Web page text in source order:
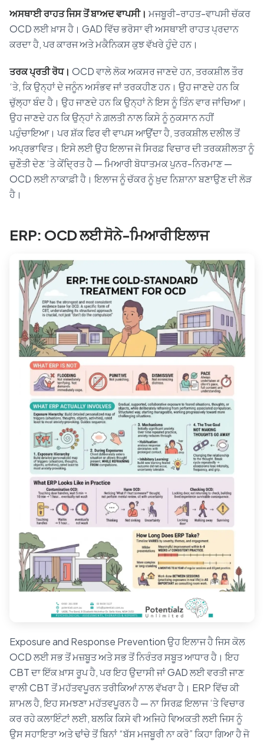
ਅਸਥਾਈ ਰਾਹਤ ਜਿਸ ਤੋਂ ਬਾਅਦ ਵਾਪਸੀ। ਮਜਬੂਰੀ-ਰਾਹਤ-ਵਾਪਸੀ ਚੱਕਰ
OCD ਲਈ ਖ਼ਾਸ ਹੈ। GAD ਵਿੱਚ ਭਰੋਸਾ ਵੀ ਅਸਥਾਈ ਰਾਹਤ ਪ੍ਰਦਾਨ
ਕਰਦਾ ਹੈ, ਪਰ ਕਾਰਜ ਅਤੇ ਮਕੈਨਿਕਸ ਕੁਝ ਵੱਖਰੇ ਹੁੰਦੇ ਹਨ।
ਤਰਕ ਪ੍ਰਤੀ ਰੋਧ। OCD ਵਾਲੇ ਲੋਕ ਅਕਸਰ ਜਾਣਦੇ ਹਨ, ਤਰਕਸ਼ੀਲ ਤੌਰ
‘ਤੇ, ਕਿ ਉਨ੍ਹਾਂ ਦੇ ਜਨੂੰਨ ਅਸੰਭਵ ਜਾਂ ਤਰਕਹੀਣ ਹਨ। ਉਹ ਜਾਣਦੇ ਹਨ ਕਿ
ਚੁੱਲ੍ਹਾ ਬੰਦ ਹੈ। ਉਹ ਜਾਣਦੇ ਹਨ ਕਿ ਉਨ੍ਹਾਂ ਨੇ ਇਸ ਨੂੰ ਤਿੰਨ ਵਾਰ ਜਾਂਚਿਆ।
ਉਹ ਜਾਣਦੇ ਹਨ ਕਿ ਉਨ੍ਹਾਂ ਨੇ ਗ਼ਲਤੀ ਨਾਲ ਕਿਸੇ ਨੂੰ ਨੁਕਸਾਨ ਨਹੀਂ
ਪਹੁੰਚਾਇਆ। ਪਰ ਸ਼ੱਕ ਫਿਰ ਵੀ ਵਾਪਸ ਆਉਂਦਾ ਹੈ, ਤਰਕਸ਼ੀਲ ਦਲੀਲ ਤੋਂ
ਅਪ੍ਰਭਾਵਿਤ। ਇਸੇ ਲਈ ਉਹ ਇਲਾਜ ਜੋ ਸਿਰਫ਼ ਵਿਚਾਰ ਦੀ ਤਰਕਸ਼ੀਲਤਾ ਨੂੰ
ਚੁਣੌਤੀ ਦੇਣ ‘ਤੇ ਕੇਂਦ੍ਰਿਤ ਹੈ — ਮਿਆਰੀ ਬੋਧਾਤਮਕ ਪੁਨਰ-ਨਿਰਮਾਣ —
OCD ਲਈ ਨਾਕਾਫ਼ੀ ਹੈ। ਇਲਾਜ ਨੂੰ ਚੱਕਰ ਨੂੰ ਖ਼ੁਦ ਨਿਸ਼ਾਨਾ ਬਣਾਉਣ ਦੀ ਲੋੜ
ਹੈ।
ERP: OCD ਲਈ ਸੋਨੇ-ਮਿਆਰੀ ਇਲਾਜ
Exposure and Response Prevention ਉਹ ਇਲਾਜ ਹੈ ਜਿਸ ਕੋਲ
OCD ਲਈ ਸਭ ਤੋਂ ਮਜ਼ਬੂਤ ਅਤੇ ਸਭ ਤੋਂ ਨਿਰੰਤਰ ਸਬੂਤ ਆਧਾਰ ਹੈ। ਇਹ
CBT ਦਾ ਇੱਕ ਖ਼ਾਸ ਰੂਪ ਹੈ, ਪਰ ਇਹ ਉਦਾਸੀ ਜਾਂ GAD ਲਈ ਵਰਤੀ ਜਾਣ
ਵਾਲੀ CBT ਤੋਂ ਮਹੱਤਵਪੂਰਨ ਤਰੀਕਿਆਂ ਨਾਲ ਵੱਖਰਾ ਹੈ। ERP ਵਿੱਚ ਕੀ
ਸ਼ਾਮਲ ਹੈ, ਇਹ ਸਮਝਣਾ ਮਹੱਤਵਪੂਰਨ ਹੈ — ਨਾ ਸਿਰਫ਼ ਇਲਾਜ ‘ਤੇ ਵਿਚਾਰ
ਕਰ ਰਹੇ ਕਲਾਇੰਟਾਂ ਲਈ, ਬਲਕਿ ਕਿਸੇ ਵੀ ਅਜਿਹੇ ਵਿਅਕਤੀ ਲਈ ਜਿਸ ਨੂੰ
ਉਸ ਸਹਾਇਤਾ ਅਤੇ ਢਾਂਚੇ ਤੋਂ ਬਿਨਾਂ “ਬੱਸ ਮਜਬੂਰੀ ਨਾ ਕਰੋ” ਕਿਹਾ ਗਿਆ ਹੈ ਜੋ